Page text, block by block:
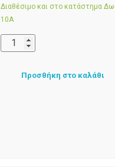
Διαθέσιμο και στο κατάστημα
10Α
Προσθήκη στο καλάθι